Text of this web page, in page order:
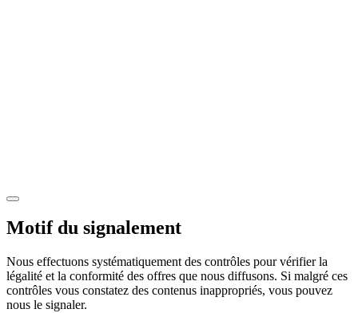
Motif du signalement
Nous effectuons systématiquement des contrôles pour vérifier la
légalité et la conformité des offres que nous diffusons. Si malgré ces
contrôles vous constatez des contenus inappropriés, vous pouvez
nous le signaler.